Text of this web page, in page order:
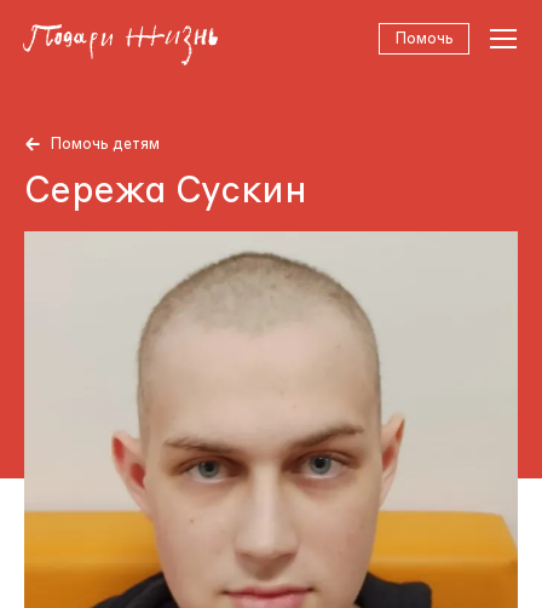
Помочь
Помочь детям
Сережа Сускин